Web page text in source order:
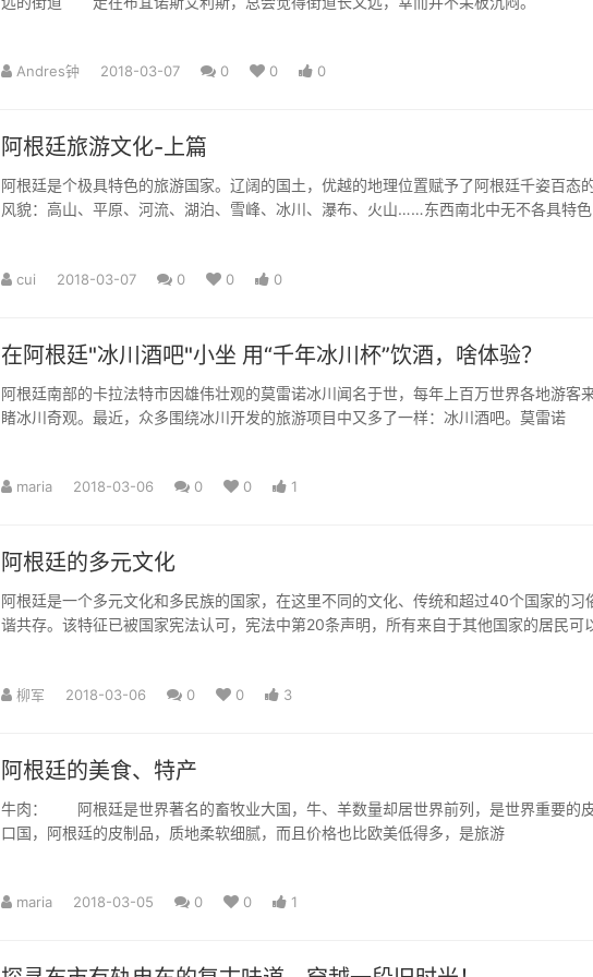
Andres钟 2018-03-07 0 0 0
阿根廷旅游文化-上篇
阿根廷是个极具特色的旅游国家。辽阔的国土，优越的地理位置赋予了阿根廷千姿百态
风貌：高山、平原、河流、湖泊、雪峰、冰川、瀑布、火山……东西南北中无不各具特色
cui 2018-03-07 0 0 0
在阿根廷"冰川酒吧"小坐 用“千年冰川杯”饮酒，啥体验？
阿根廷南部的卡拉法特市因雄伟壮观的莫雷诺冰川闻名于世，每年上百万世界各地游客
睹冰川奇观。最近，众多围绕冰川开发的旅游项目中又多了一样：冰川酒吧。莫雷诺
maria 2018-03-06 0 0 1
阿根廷的多元文化
阿根廷是一个多元文化和多民族的国家，在这里不同的文化、传统和超过40个国家的习
谐共存。该特征已被国家宪法认可，宪法中第20条声明，所有来自于其他国家的居民可
柳军 2018-03-06 0 0 3
阿根廷的美食、特产
牛肉： 阿根廷是世界著名的畜牧业大国，牛、羊数量却居世界前列，是世界重要的
口国，阿根廷的皮制品，质地柔软细腻，而且价格也比欧美低得多，是旅游
maria 2018-03-05 0 0 1